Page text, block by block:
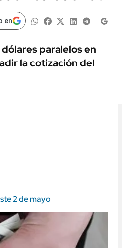
INFORMACIÓN GENERAL
DEPORTES
LIFESTYLE
en
paralelos en
la cotización del
2 de mayo